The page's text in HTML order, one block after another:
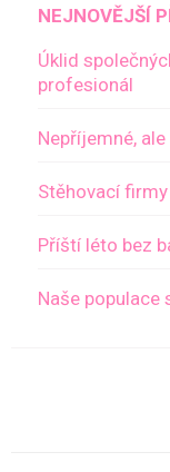
NEJNOVĚJŠÍ
Úklid
profesionál
Nepříjemné,
Stěhovací firmy
Příští léto bez
Naše populace